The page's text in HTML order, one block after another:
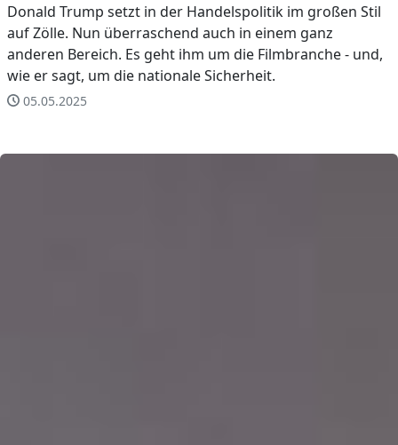
Donald Trump setzt in der Handelspolitik im großen Stil
auf Zölle. Nun überraschend auch in einem ganz
anderen Bereich. Es geht ihm um die Filmbranche - und,
wie er sagt, um die nationale Sicherheit.
05.05.2025